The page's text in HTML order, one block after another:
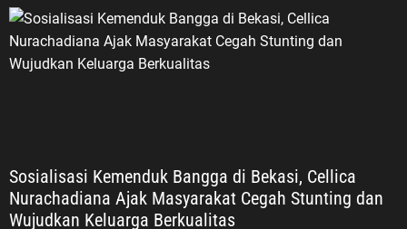
Sosialisasi Kemenduk Bangga di Bekasi, Cellica
Nurachadiana Ajak Masyarakat Cegah Stunting dan
Wujudkan Keluarga Berkualitas